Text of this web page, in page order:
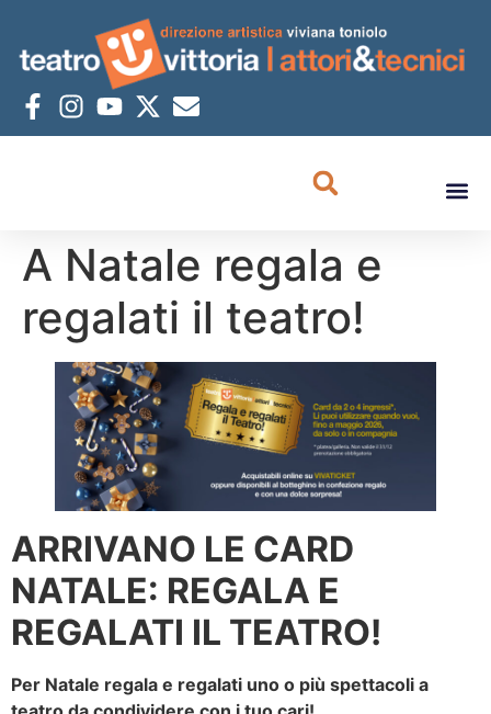
A Natale regala e
regalati il teatro!
ARRIVANO LE CARD
NATALE: REGALA E
REGALATI IL TEATRO!
Per Natale regala e regalati uno o più spettacoli a